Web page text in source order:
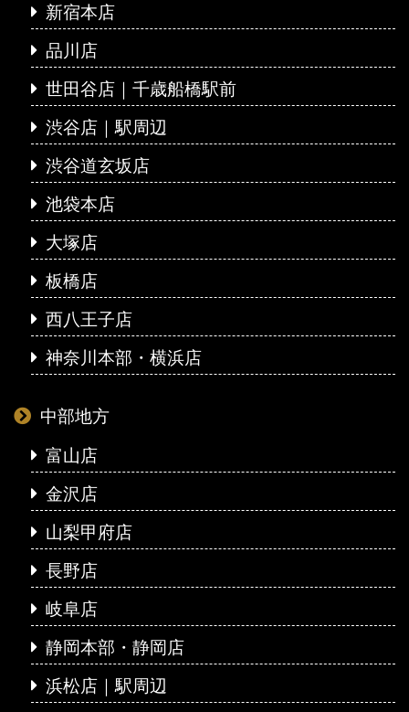
新宿本店
品川店
世田谷店｜千歳船橋駅前
渋谷店｜駅周辺
渋谷道玄坂店
池袋本店
大塚店
板橋店
西八王子店
神奈川本部・横浜店
中部地方
富山店
金沢店
山梨甲府店
長野店
岐阜店
静岡本部・静岡店
浜松店｜駅周辺